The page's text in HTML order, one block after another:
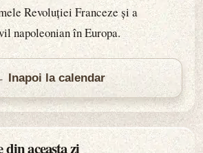
Revoluției Franceze și a
napoleonian în Europa.
Inapoi la calendar
din aceasta zi